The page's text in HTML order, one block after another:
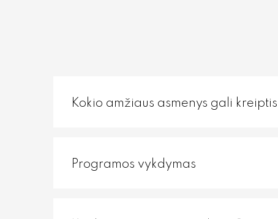
Kokio amžiaus asmenys gali
Programos vykdymas